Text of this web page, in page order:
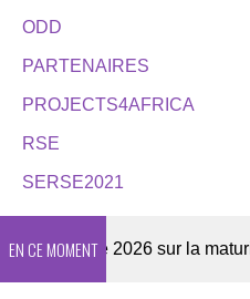
ODD
PARTENAIRES
PROJECTS4AFRICA
RSE
SERSE2021
EN CE MOMENT
Enquête 2026 sur la maturité